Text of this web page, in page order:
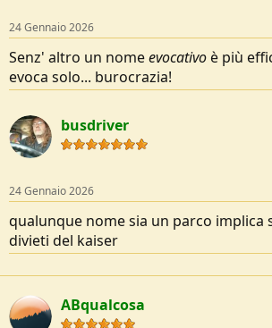
24 Gennaio 2026
Senz' altro un nomeevocativoè più
evoca solo... burocrazia!
busdriver
24 Gennaio 2026
qualunque nome sia un parco implica
divieti del kaiser
ABqualcosa